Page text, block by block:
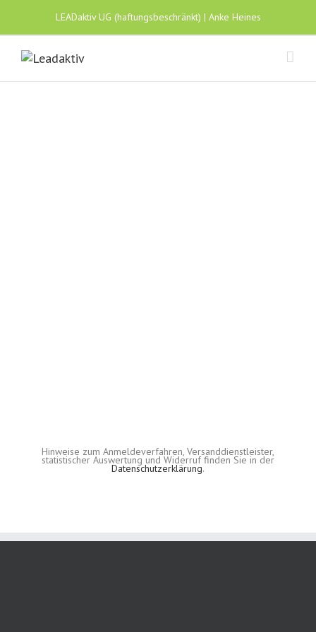
LEADaktiv UG (haftungsbeschränkt) | Anke Heines
Hinweise zum Anmeldeverfahren, Versanddienstleister,
statistischer Auswertung und Widerruf finden Sie in der
Datenschutzerklärung.